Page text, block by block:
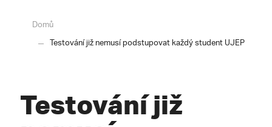
Domů
Testování již nemusí podstupovat každý student UJEP
Testování již